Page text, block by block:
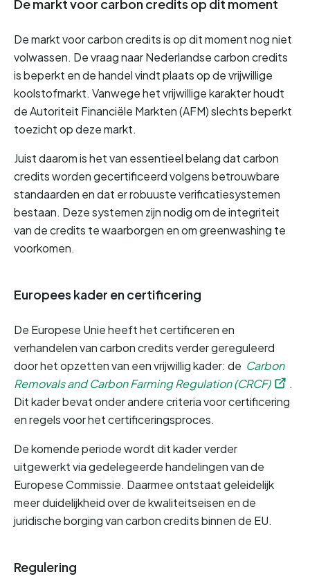
De markt voor carbon credits op dit moment
De markt voor carbon credits is op dit moment nog niet
volwassen. De vraag naar Nederlandse carbon credits
is beperkt en de handel vindt plaats op de vrijwillige
koolstofmarkt. Vanwege het vrijwillige karakter houdt
de Autoriteit Financiële Markten (AFM) slechts beperkt
toezicht op deze markt.
Juist daarom is het van essentieel belang dat carbon
credits worden gecertificeerd volgens betrouwbare
standaarden en dat er robuuste verificatiesystemen
bestaan. Deze systemen zijn nodig om de integriteit
van de credits te waarborgen en om greenwashing te
voorkomen.
Europees kader en certificering
De Europese Unie heeft het certificeren en
verhandelen van carbon credits verder gereguleerd
door het opzetten van een vrijwillig kader: de Carbon
Removals and Carbon Farming Regulation (CRCF)
.
Dit kader bevat onder andere criteria voor certificering
en regels voor het certificeringsproces.
De komende periode wordt dit kader verder
uitgewerkt via gedelegeerde handelingen van de
Europese Commissie. Daarmee ontstaat geleidelijk
meer duidelijkheid over de kwaliteitseisen en de
juridische borging van carbon credits binnen de EU.
Regulering